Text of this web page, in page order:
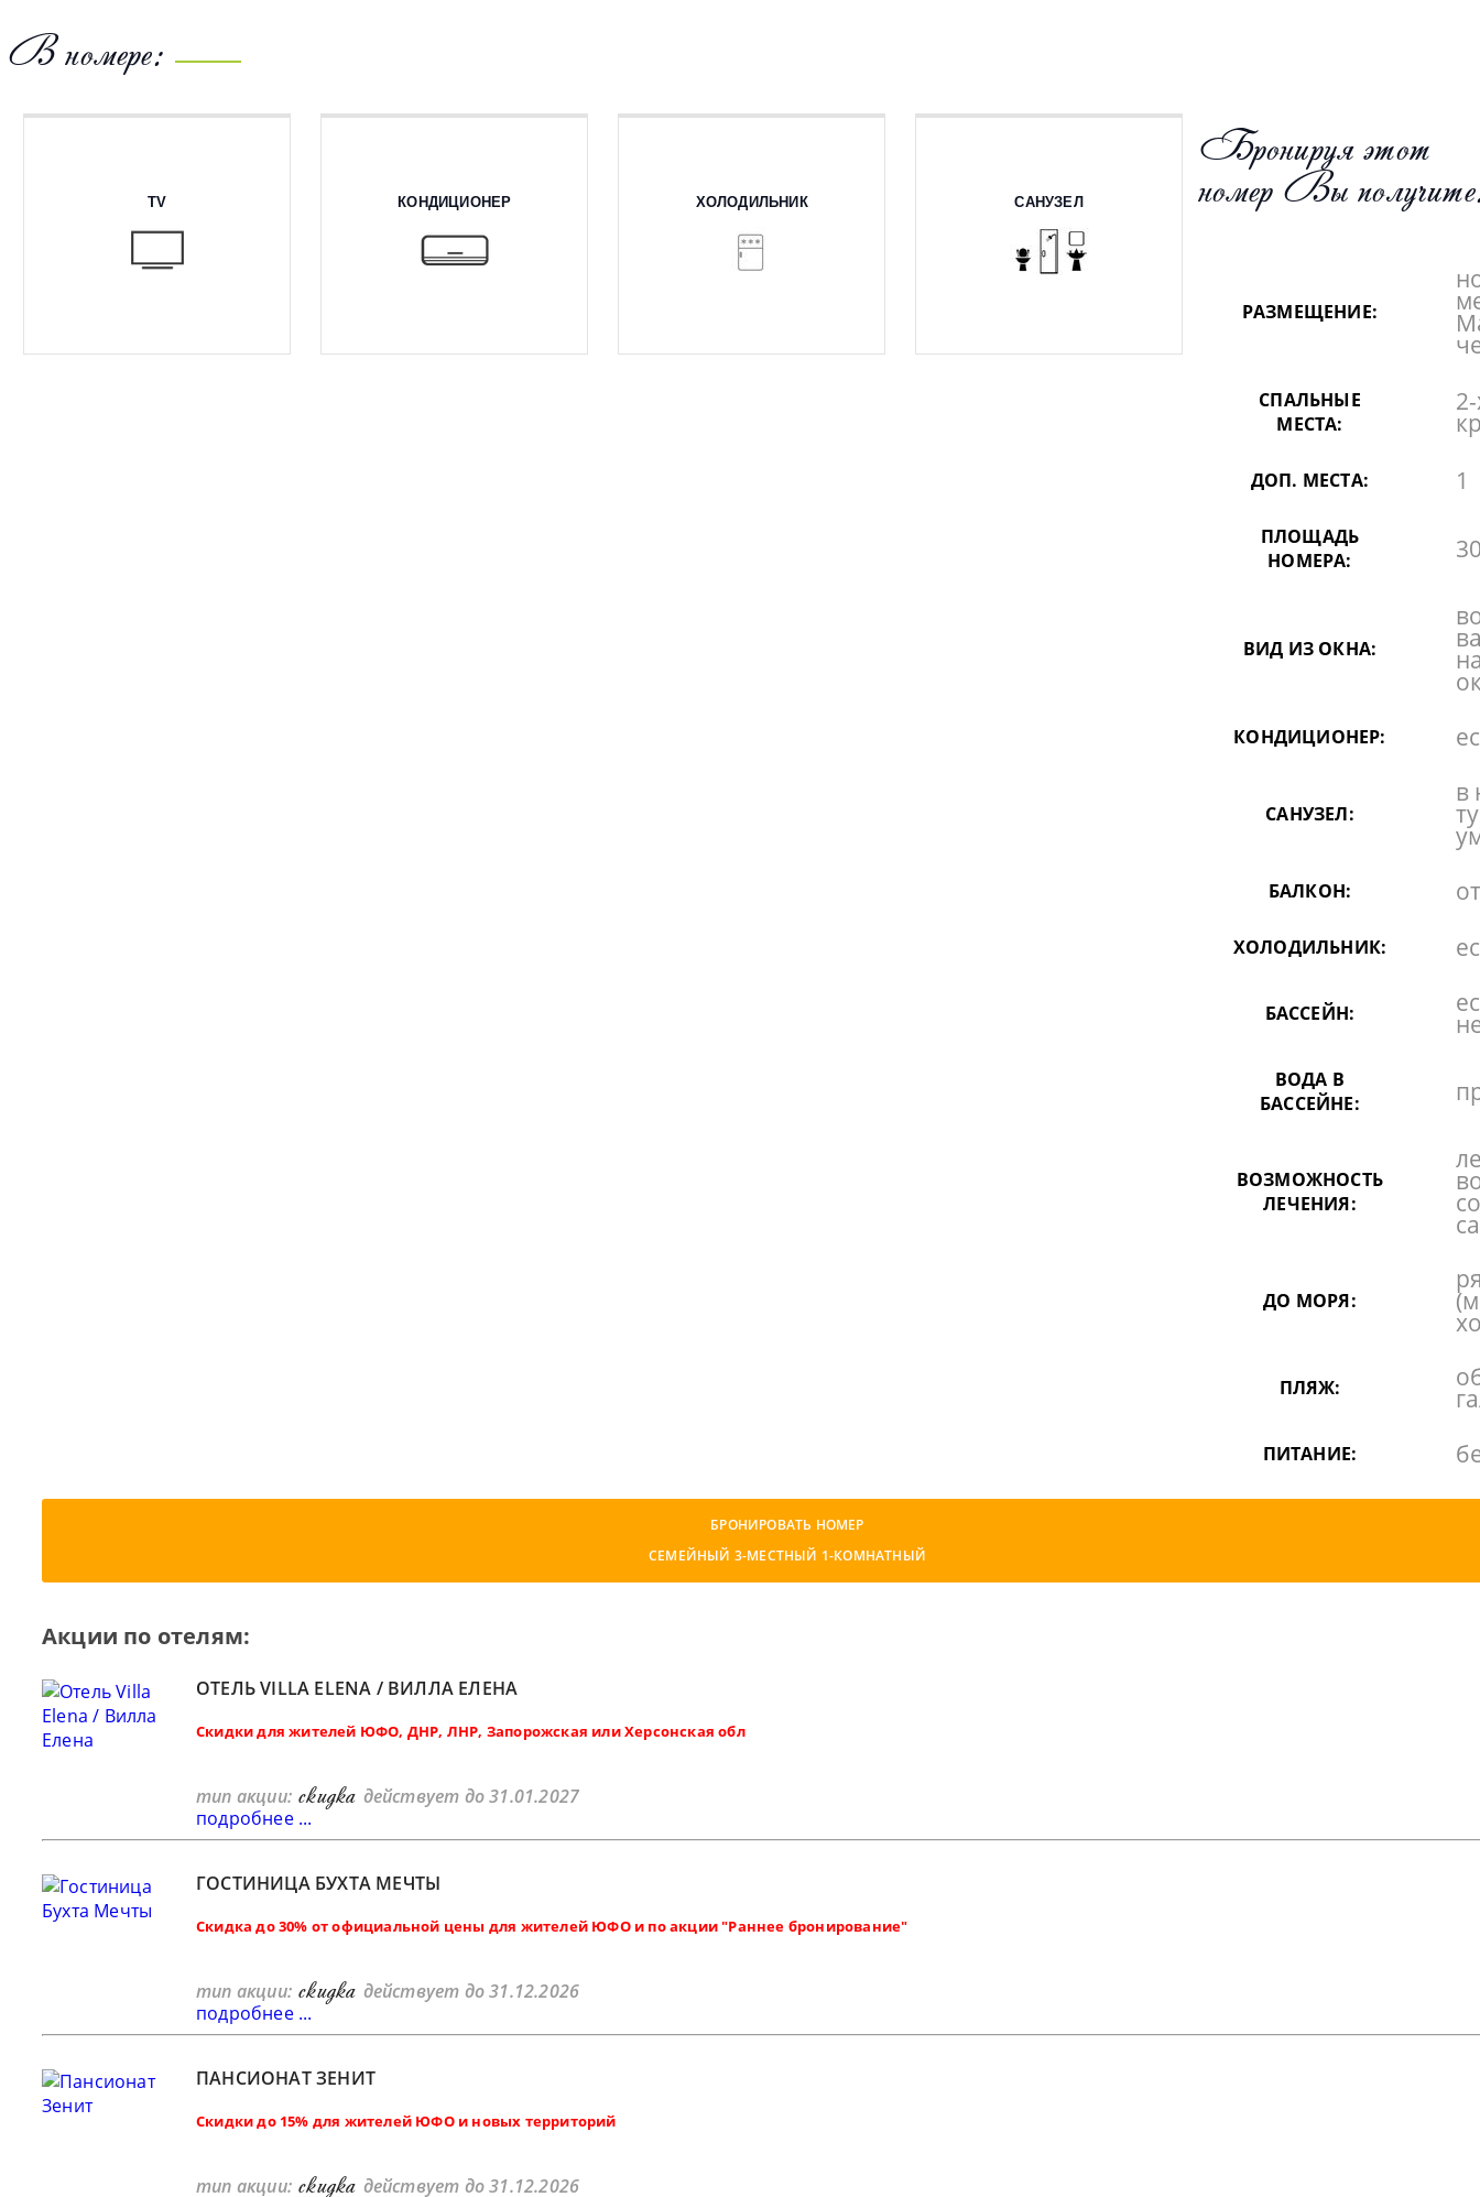
В номере:
TV КОНДИЦИОНЕР ХОЛОДИЛЬНИК САНУЗЕЛ
Бронируя этот
номер Вы
РАЗМЕЩЕНИЕ:
СПАЛЬНЫЕ
МЕСТА:
ДОП. МЕСТА: 1
ПЛОЩАДЬ
НОМЕРА:
ВИД ИЗ ОКНА:
КОНДИЦИОНЕР:
САНУЗЕЛ:
в
БАЛКОН:
ХОЛОДИЛЬНИК:
БАССЕЙН:
ВОДА В
БАССЕЙНЕ:
ВОЗМОЖНОСТЬ
ЛЕЧЕНИЯ:
ДО МОРЯ:
ПЛЯЖ:
ПИТАНИЕ:
БРОНИРОВАТЬ НОМЕР
СЕМЕЙНЫЙ 3-МЕСТНЫЙ 1-КОМНАТНЫЙ
Акции по отелям:
ОТЕЛЬ VILLA ELENA / ВИЛЛА ЕЛЕНА
Скидки для жителей ЮФО, ДНР, ЛНР, Запорожская или Херсонская обл
тип акции: скидка действует до 31.01.2027
подробнее ...
ГОСТИНИЦА БУХТА МЕЧТЫ
Скидка до 30% от официальной цены для жителей ЮФО и по акции "Раннее бронирование"
тип акции: скидка действует до 31.12.2026
подробнее ...
ПАНСИОНАТ ЗЕНИТ
Скидки до 15% для жителей ЮФО и новых территорий
тип акции: скидка действует до 31.12.2026